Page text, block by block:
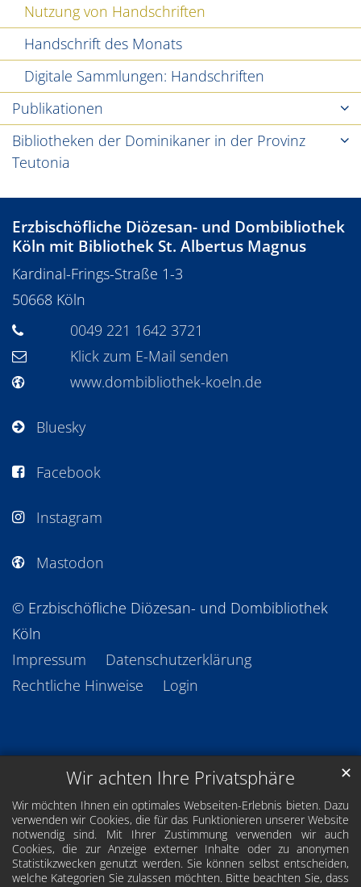
Wir achten Ihre Privatsphäre
Wir möchten Ihnen ein optimales Webseiten-Erlebnis bieten. Dazu
verwenden wir Cookies, die für das Funktionieren unserer Website
notwendig sind. Mit Ihrer Zustimmung verwenden wir auch
Cookies, die zur Anzeige externer Inhalte oder zu anonymen
Statistikzwecken genutzt werden. Sie können selbst entscheiden,
welche Kategorien Sie zulassen möchten. Bitte beachten Sie, dass
✕
Nutzung von Handschriften
Handschrift des Monats
Digitale Sammlungen: Handschriften
Publikationen
Bibliotheken der Dominikaner in der Provinz
Teutonia
Erzbischöfliche Diözesan- und Dombibliothek
Köln mit Bibliothek St. Albertus Magnus
Kardinal-Frings-Straße 1-3
50668 Köln
0049 221 1642 3721
Klick zum E-Mail senden
www.dombibliothek-koeln.de
Bluesky
Facebook
Instagram
Mastodon
© Erzbischöfliche Diözesan- und Dombibliothek
Köln
Impressum
Datenschutzerklärung
Rechtliche Hinweise
Login